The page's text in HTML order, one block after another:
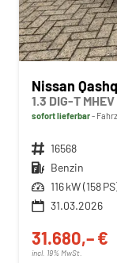
Nissan
sofort lieferbar
Fahrzeugnr. 16568
Kraftstoff Benzin
Leistung 116 kW (158
31.03.2026
31.680,– €
incl. 19% MwSt.